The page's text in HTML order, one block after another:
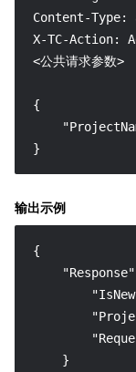
Content-
X-TC-Action:
<公共请求参数>
{
}
输出示例
{
"Response"
}